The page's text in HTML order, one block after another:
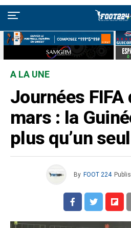
A LA UNE
Journées FIFA
mars : la
plus qu’un
By FOOT 224